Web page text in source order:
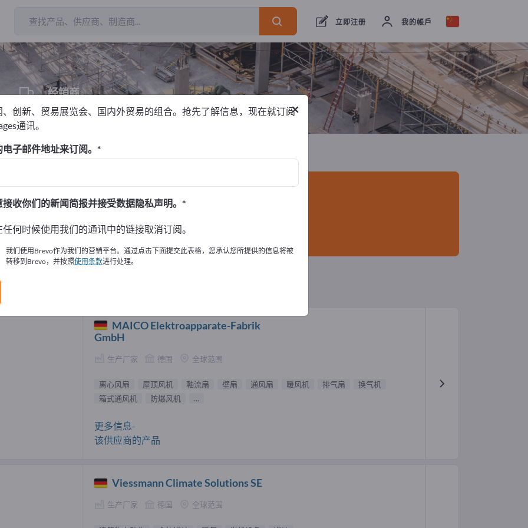
立即注册 我的帳戶
经销商
3
出口商21 制造商18 经销商
备 空调
與產品資訊。
訊
應商 (21)
MAICO Elektroapparate-Fabrik
GmbH
生产厂家 德国 全球范围
离心风扇 屋顶风机 軸流扇 壁扇 通风扇 暖风机 排气扇
换气机
箱式通风机
防爆风机 ...
更多信息-
该供应商的产品
Viessmann Climate Solutions SE
生产厂家 德国 全球范围
×
、创新、贸易展览会、国内外贸易的组合。抢先了解信息，现在就订阅
通讯。
子邮件地址来订阅。
收你们的新闻简报并接受数据隐私声明。
何时候使用我们的通讯中的链接取消订阅。
我们使用Brevo作为我们的营销平台。通过点击下面提交此表格，您承认您所提供的信息将被
转移到Brevo，并按照使用条款进行处理。